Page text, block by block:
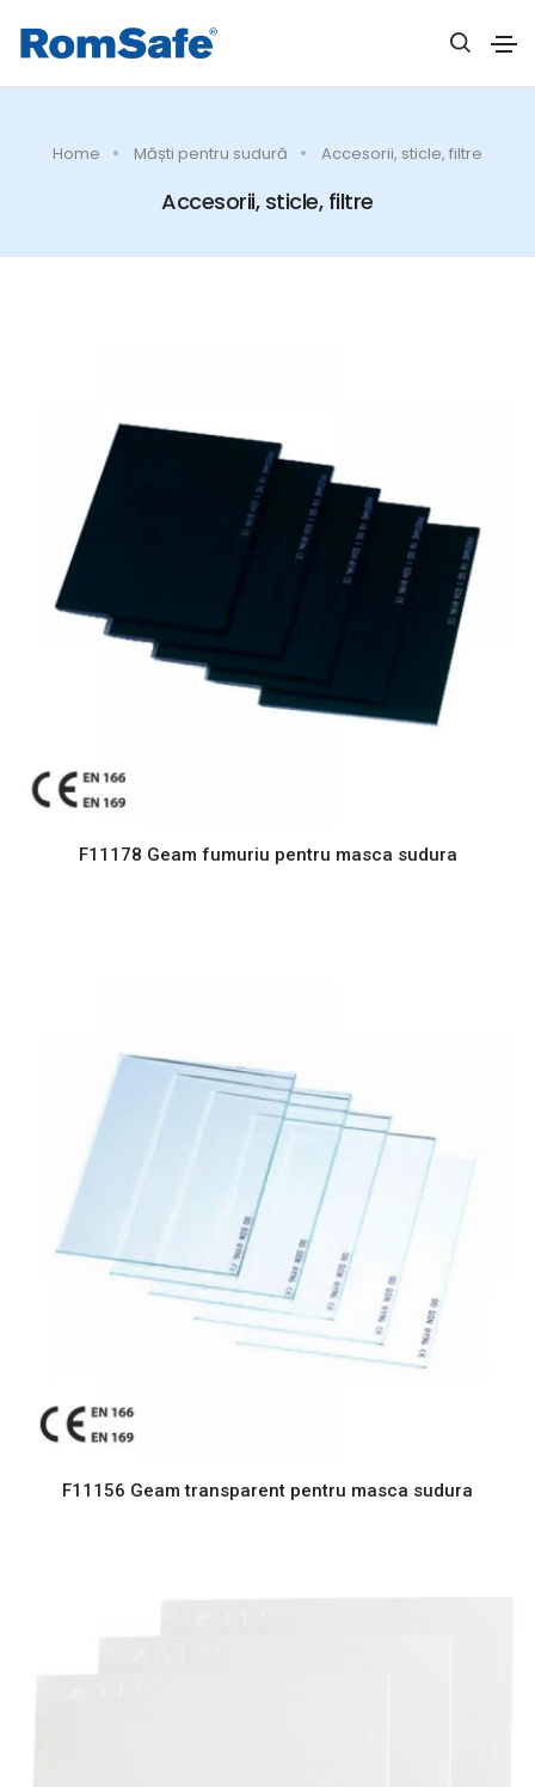
Home Măști pentru sudură Accesorii, sticle, filtre
Accesorii, sticle, filtre
F11178 Geam fumuriu pentru masca sudura
F11156 Geam transparent pentru masca sudura